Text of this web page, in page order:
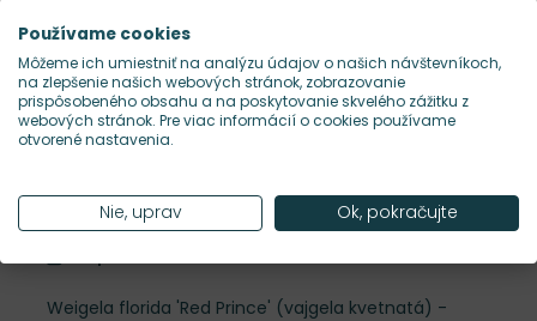
Habitus rastliny
Hustota výsadby1 ks/m²
Nároky na slnkoS
Weigela florida 'Red Prince' (vajgela kvetnatá) -
Používame cookies
Môžeme ich umiestniť na analýzu údajov o našich návštevníkoch,
na zlepšenie našich webových stránok, zobrazovanie
prispôsobeného obsahu a na poskytovanie skvelého zážitku z
webových stránok. Pre viac informácií o cookies používame
otvorené nastavenia.
Nie, uprav Ok, pokračujte